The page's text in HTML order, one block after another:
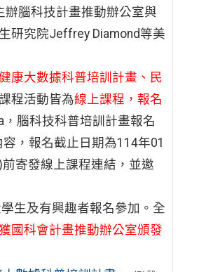
辦腦科技計畫推動辦公室與
研究院Jeffrey Diamond等美
康大數據科普培訓計畫、民
程活動皆為線上課程，報名
腦科技科普培訓計畫報名
，報名截止日期為114年01
寄發線上課程連結，並邀
生及有興趣者報名參加。全
國科會計畫推動辦公室頒發